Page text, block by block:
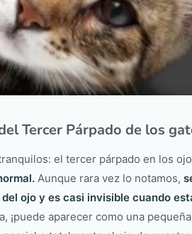
Tercer Párpado de los
el tercer párpado en los
Aunque rara vez lo notamos,
ojo y es casi invisible cuando
¡puede aparecer como una